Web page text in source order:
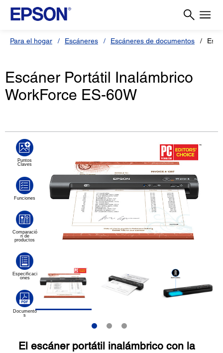
Para el hogar Escáneres Escáneres de documentos
Escáner Portátil Inalámbrico
WorkForce ES-60W
El escáner portátil inalámbrico con la